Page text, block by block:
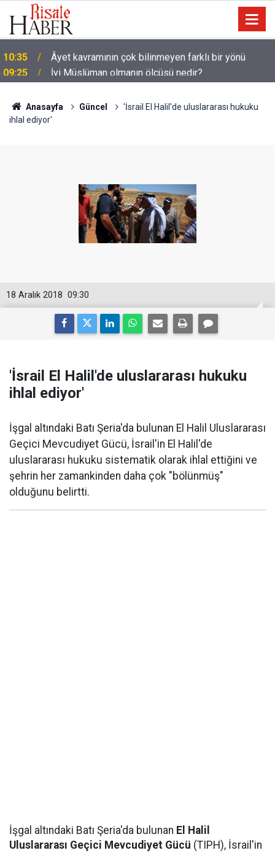
09:25 İyi Müslüman olmanın ölçüsü nedir?
Anasayfa Güncel
'İsrail El Halil'de uluslararası hukuku
ihlal ediyor'
09:30
18 Aralık 2018
'İsrail El Halil'de uluslararası hukuku
ihlal ediyor'
İşgal altındaki Batı Şeria'da bulunan El Halil Uluslararası
Geçici Mevcudiyet Gücü, İsrail'in El Halil'de
uluslararası hukuku sistematik olarak ihlal ettiğini ve
şehrin her zamankinden daha çok "bölünmüş"
olduğunu belirtti.
İşgal altındaki Batı Şeria'da bulunan El Halil
Uluslararası Geçici Mevcudiyet Gücü (TIPH), İsrail'in